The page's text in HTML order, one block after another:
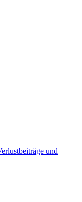
und